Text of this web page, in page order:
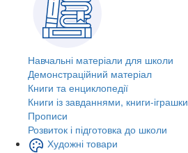
Навчальні матеріали для школи
Демонстраційний матеріал
Книги та енциклопедії
Книги із завданнями, книги-іграшки
Прописи
Розвиток і підготовка до школи
Художні товари